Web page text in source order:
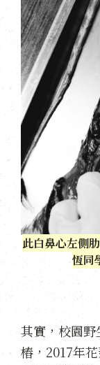
此白鼻心左側
恆同
其實，校園
樁，2017年